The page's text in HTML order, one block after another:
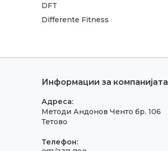
DFT
Differente Fitness
Информации за компанијата
Адреса:
Методи Андонов Ченто бр. 106
Тетово
Телефон: